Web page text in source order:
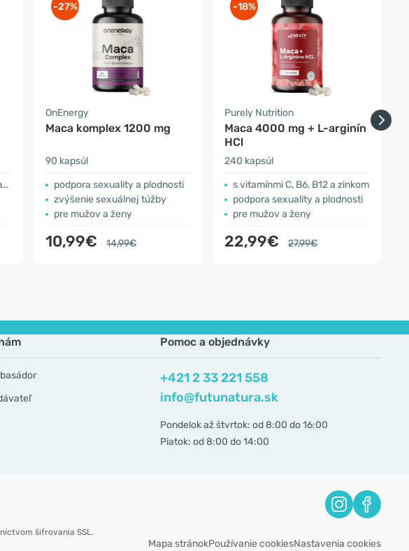
-27%
OnEnergy
Maca komplex 1200 mg
90 kapsúl
podpora sexuality a plodnosti
zvýšenie sexuálnej túžby
pre mužov a ženy
10,99€ 14,99€
-18%
Purely Nutrition
Maca 4000 mg + L-arginín
HCl
240 kapsúl
s vitamínmi C, B6, B12 a zinkom
podpora sexuality a plodnosti
pre mužov a ženy
22,99€ 27,99€
Pomoc a objednávky
+421 2 33 221 558
info@futunatura.sk
Pondelok až štvrtok: od 8:00 do 16:00
Piatok: od 8:00 do 14:00
šifrovania SSL.
Mapa stránokPoužívanie cookiesNastavenia cookies